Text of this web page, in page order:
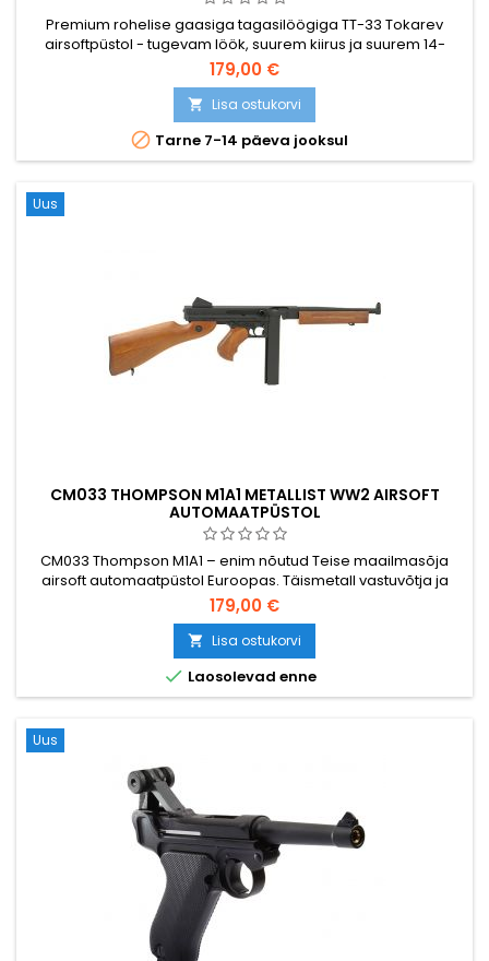
Premium rohelise gaasiga tagasilöögiga TT-33 Tokarev
airsoftpüstol - tugevam löök, suurem kiirus ja suurem 14-
padruniline hoidik kui standardvariandis. Nõukogude Teise
maailmasõja aegne külgpüstol, mille on disaininud Fjodor
Tokarev. ~310 FPS / 0,84 J, 194 mm, 680 g.
179,00 €
 Lisa ostukorvi
 Tarne 7-14 päeva jooksul
Uus
CM033 THOMPSON M1A1 METALLIST WW2 AIRSOFT
AUTOMAATPÜSTOL
CM033 Thompson M1A1 – enim nõutud Teise maailmasõja
airsoft automaatpüstol Euroopas. Täismetall vastuvõtja ja
toru, puidujäljendiga polümeer, V6 käigukast
terashammasratastega, 360 FPS / 109 m/s, 420-lasuline hi-
cap metallsalv, pool- ja täisautomaatne. Aku (1600 mAh) ja
laadija komplektis. Nähtud filmides „Reamees Ryani
päästmine“ ja „Vennaskond“.
179,00 €
 Lisa ostukorvi
 Laosolevad enne
Uus